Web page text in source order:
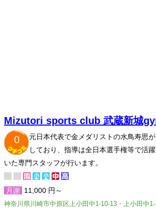
Mizutori sports club 武蔵新城
0
元日本代表で金メダリストの水鳥寿思
しており、指導は全日本選手権等で活
いた専門スタッフが行います。
月謝 11,000 円～
神奈川県川崎市中原区上小田中1-10-13・上小田中1-